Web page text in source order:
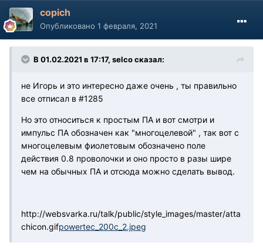
copich
Опубликовано 1 февраля, 2021
В 01.02.2021 в 17:17, selco сказал:
не Игорь и это интересно даже очень , ты правильно
все отписал в #1285
Но это относиться к простым ПА и вот смотри и
импульс ПА обозначен как "многоцелевой" , так вот с
многоцелевым фиолетовым обозначено поле
действия 0.8 проволочки и оно просто в разы шире
чем на обычных ПА и отсюда можно сделать вывод.
http://websvarka.ru/talk/public/style_images/master/atta
chicon.gifpowertec_200c_2.jpeg